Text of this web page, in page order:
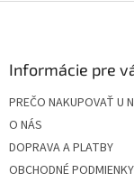
Informácie pre
PREČO NAKUPOVAŤ U
O NÁS
DOPRAVA A PLATBY
OBCHODNÉ PODMIENKY